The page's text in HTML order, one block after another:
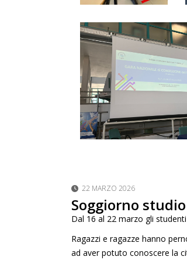
22 MARZO 2026
Soggiorno
Dal 16 al 22 marzo gli
Ragazzi e ragazze hanno
ad aver potuto conoscere la